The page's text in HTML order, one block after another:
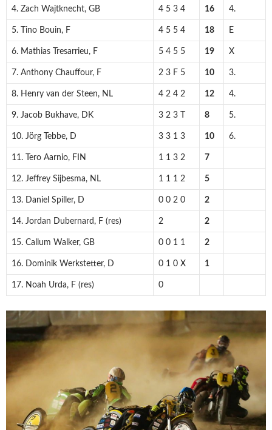
4. Zach Wajtknecht, GB 4 5 3 4 16 4.
5. Tino Bouin, F 4 5 5 4 18 E
6. Mathias Tresarrieu, F 5 4 5 5 19 X
7. Anthony Chauffour, F 2 3 F 5 10 3.
8. Henry van der Steen, NL 4 2 4 2 12 4.
9. Jacob Bukhave, DK 3 2 3 T 8 5.
10. Jörg Tebbe, D 3 3 1 3 10 6.
11. Tero Aarnio, FIN 1 1 3 2 7
12. Jeffrey Sijbesma, NL 1 1 1 2 5
13. Daniel Spiller, D 0 0 2 0 2
14. Jordan Dubernard, F (res) 2 2
15. Callum Walker, GB 0 0 1 1 2
16. Dominik Werkstetter, D 0 1 0 X 1
17. Noah Urda, F (res) 0